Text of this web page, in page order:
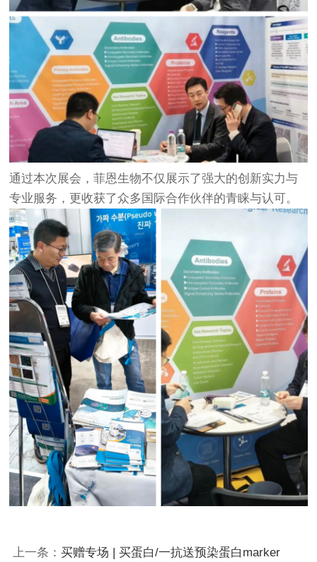
通过本次展会，菲恩生物不仅展示了强大的创新实力与
专业服务，更收获了众多国际合作伙伴的青睐与认可。
上一条： 买赠专场 | 买蛋白/一抗送预染蛋白marker